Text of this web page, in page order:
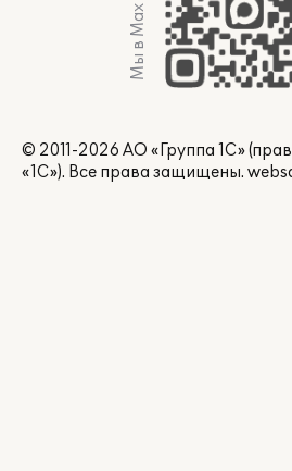
Мы в Max
© 2011-2026 АО «Группа 1С»
«1С»). Все права защищены.